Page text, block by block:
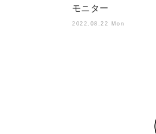
モニター
2022.08.22 Mon